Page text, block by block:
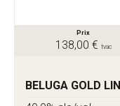
Prix
138,00 € tvac
BELUGA GOLD